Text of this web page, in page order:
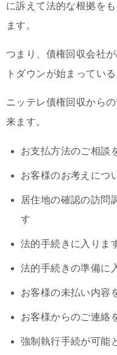
に訴えて法的な根拠を
ます。
つまり、債権回収会社
トダウンが始まってい
ニッテレ債権回収から
来ます。
お支払方法のご相談
お客様のお考えにつ
居住地の確認の訪問
す
法的手続きに入りま
法的手続きの準備に
お客様の未払い内容
お客様からのご連絡
強制執行手続が可能